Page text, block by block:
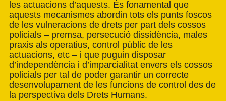
les actuacions d’aquests. És fonamental que
aquests mecanismes abordin tots els punts foscos
de les vulneracions de drets per part dels cossos
policials – premsa, persecució dissidència, males
praxis als operatius, control públic de les
actuacions, etc – i que puguin disposar
d’independència i d’imparcialitat envers els cossos
policials per tal de poder garantir un correcte
desenvolupament de les funcions de control des de
la perspectiva dels Drets Humans.